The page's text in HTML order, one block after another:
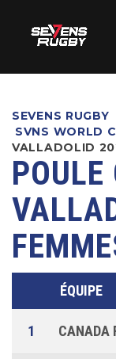
SEVENS RUGBY
SVNS WORLD
VALLADOLID
POULE
ÉQUIPE
1 CANADA